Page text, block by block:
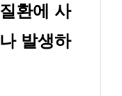
환에 사
발생하